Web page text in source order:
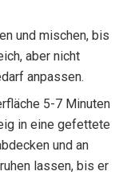
und mischen, bis
aber nicht
anpassen.
5-7 Minuten
in eine gefettete
und an
lassen, bis er